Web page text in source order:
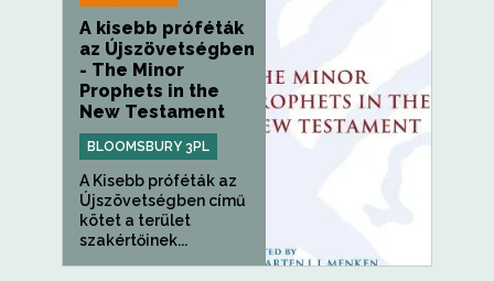
A kisebb próféták
az Újszövetségben
- The Minor
Prophets in the
New Testament
BLOOMSBURY 3PL
A Kisebb próféták az
Újszövetségben című
kötet a terület
szakértőinek...